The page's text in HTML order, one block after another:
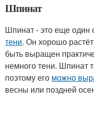
Шпинат
Шпинат - это еще один
тени. Он хорошо
быть выращен
немного тени. Шпинат
поэтому его можно
весны или поздней